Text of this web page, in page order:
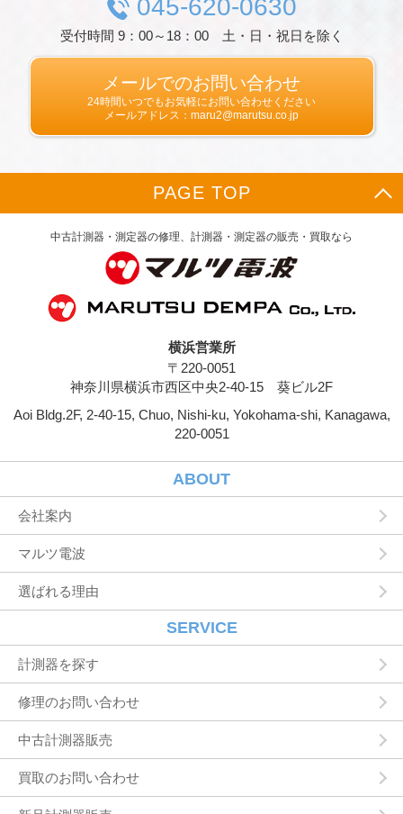
識別情報などを指します。
第２条（プライバシー情報の収集方法）
当社は，ユーザーが利用登録をする際に氏名，
生年月日，住所，電話番号，メールアドレス，
銀行口座番号，クレジットカード番号，運転免
許証番号などの個人情報をお尋ねすることがあ
下，｢提携先｣といいます。）などから収集する
ことがあります。
当社は，ユーザーについて，利用したサービス
やソフトウエア，購入した商品，閲覧したペー
ジや広告の履歴，検索した検索キーワード，利
用日時，利用方法，利用環境（携帯端末を通じ
てご利用の場合の当該端末の通信状態，利用に
際しての各種設定情報なども含みます），IPア
識別情報などの履歴情報および特性情報を，ユ
ーザーが当社や提携先のサービスを利用しまた
はページを閲覧する際に収集します。
第３条（個人情報を収集・利用する目的）
当社が個人情報を収集・利用する目的は，以下
ユーザーに自分の登録情報の閲覧や修正，利用
状況の閲覧を行っていただくために，氏名，住
の代金などに関する情報を表示する目的
アドレスを利用する場合やユーザーに商品を送
名や住所などの連絡先情報を利用する目的
ユーザーの本人確認を行うために，氏名，生年
月日，住所，電話番号，銀行口座番号，クレジ
商品名や数量，利用されたサービスの種類や期
情報などを利用する目的
ユーザーが簡便にデータを入力できるようにす
るために，当社に登録されている情報を入力画
045-620-0630
受付時間 9：00～18：00 土・日・祝日を除く
メールでのお問い合わせ
24時間いつでもお気軽にお問い合わせください
メールアドレス：maru2@marutsu.co.jp
PAGE TOP
中古計測器・測定器の修理、計測器・測定器の販売・買取なら
横浜営業所
〒220-0051
神奈川県横浜市西区中央2-40-15 葵ビル2F
Aoi Bldg.2F, 2-40-15, Chuo, Nishi-ku, Yokohama-shi, Kanagawa,
220-0051
ABOUT
会社案内
マルツ電波
選ばれる理由
SERVICE
計測器を探す
修理のお問い合わせ
中古計測器販売
買取のお問い合わせ